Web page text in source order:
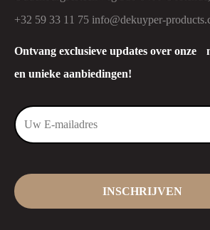
Ontvang exclusieve updates over onze
en unieke aanbiedingen!
+32 59 33 11 75 info@dekuyper-